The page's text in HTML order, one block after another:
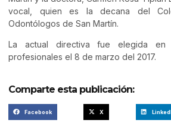
vocal, quien es la decana del
Odontólogos de San Martín.
La actual directiva fue elegida en
profesionales el 8 de marzo del 2017.
Comparte esta publicación:
Facebook X